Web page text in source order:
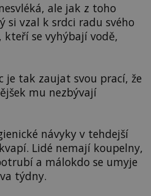
ale jak z toho
si vzal k srdci radu svého
kteří se vyhýbají vodě,
je tak zaujat svou prací, že
mu nezbývají
návyky v tehdejší
Lidé nemají koupelny,
a málokdo se umyje
týdny.